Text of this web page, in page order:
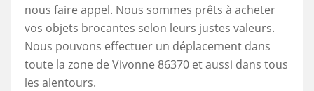
nous faire appel. Nous sommes prêts à acheter
vos objets brocantes selon leurs justes valeurs.
Nous pouvons effectuer un déplacement dans
toute la zone de Vivonne 86370 et aussi dans tous
les alentours.